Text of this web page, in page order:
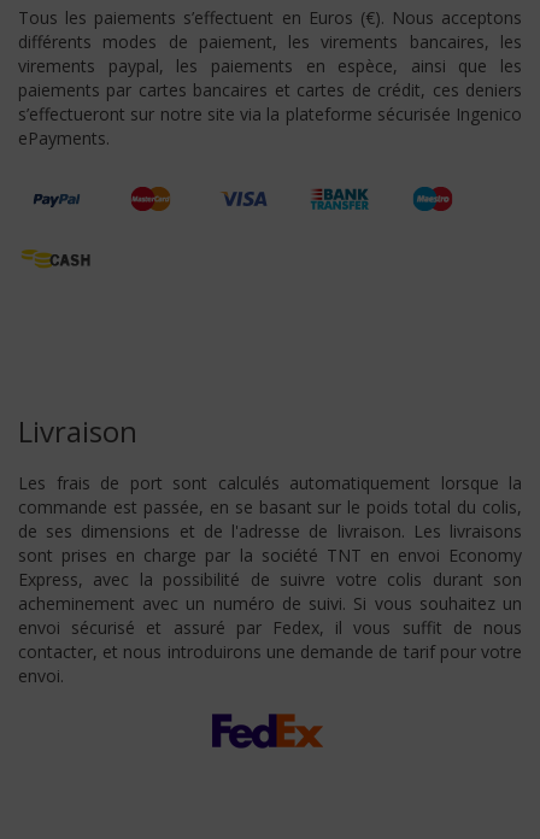
Tous les paiements s’effectuent en Euros (€). Nous acceptons
différents modes de paiement, les virements bancaires, les
virements paypal, les paiements en espèce, ainsi que les
paiements par cartes bancaires et cartes de crédit, ces deniers
s’effectueront sur notre site via la plateforme sécurisée Ingenico
ePayments.
Livraison
Les frais de port sont calculés automatiquement lorsque la
commande est passée, en se basant sur le poids total du colis,
de ses dimensions et de l'adresse de livraison. Les livraisons
sont prises en charge par la société TNT en envoi Economy
Express, avec la possibilité de suivre votre colis durant son
acheminement avec un numéro de suivi. Si vous souhaitez un
envoi sécurisé et assuré par Fedex, il vous suffit de nous
contacter, et nous introduirons une demande de tarif pour votre
envoi.